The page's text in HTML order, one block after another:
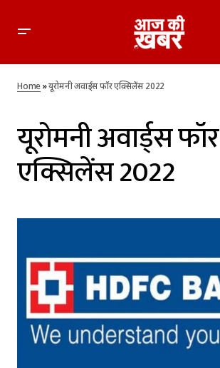
Home»यूरोमनी अवार्ड्स फॉर एक्सिलेंस 2022
यूरोमनी अवार्ड्स फॉर
एक्सिलेंस 2022